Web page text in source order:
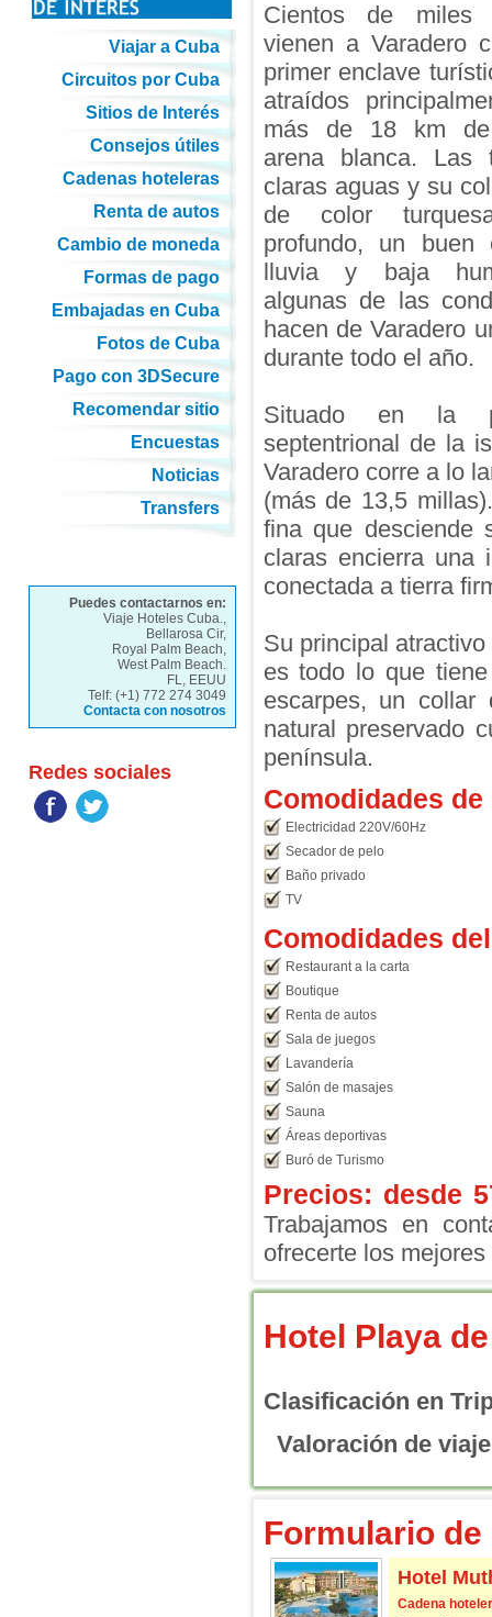
Cientos de miles
vienen a Varadero
primer enclave
atraídos
más de 18 km
arena blanca. Las
claras aguas y su
de color
profundo, un buen
lluvia y baja
algunas de las
hacen de Varadero
durante todo el año.
Situado en la
septentrional de la
Varadero corre a lo
(más de 13,5
fina que desciende
claras encierra una
conectada a tierra
Su principal
es todo lo que
escarpes, un
natural preservado
península.
Comodidades
Electricidad 220V/60Hz
Secador de pelo
Baño privado
TV
Comodidades
Restaurant a la carta
Boutique
Renta de autos
Sala de juegos
Lavandería
Salón de masajes
Sauna
Áreas deportivas
Buró de Turismo
Precios: desde
Trabajamos en
ofrecerte los
Hotel Playa
Clasificación en
Valoración de
Formulario
Hotel
Cadena
Viajar a Cuba
Circuitos por Cuba
Sitios de Interés
Consejos útiles
Cadenas hoteleras
Renta de autos
Cambio de moneda
Formas de pago
Embajadas en Cuba
Fotos de Cuba
Pago con 3DSecure
Recomendar sitio
Encuestas
Noticias
Transfers
Puedes contactarnos en:
Viaje Hoteles Cuba.,
Bellarosa Cir,
Royal Palm Beach,
West Palm Beach.
FL, EEUU
Telf: (+1) 772 274 3049
Contacta con nosotros
Redes sociales